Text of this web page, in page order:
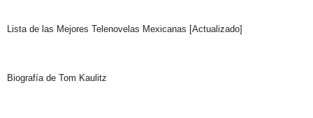
Lista de las Mejores Telenovelas Mexicanas [Actualizado]
Biografía de Tom Kaulitz